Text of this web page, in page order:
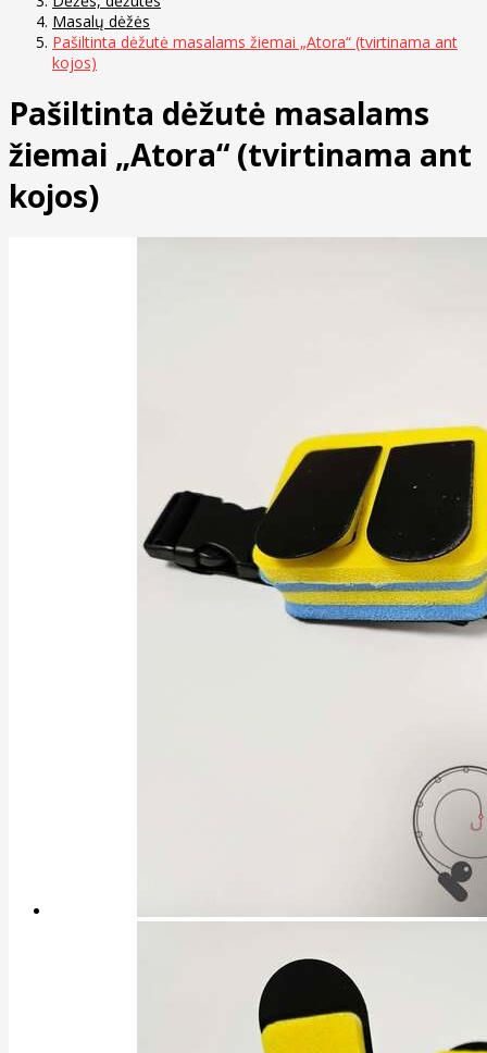
Masalų dėžės
Pašiltinta dėžutė masalams žiemai „Atora“ (tvirtinama ant
kojos)
Pašiltinta dėžutė masalams
žiemai „Atora“ (tvirtinama ant
kojos)